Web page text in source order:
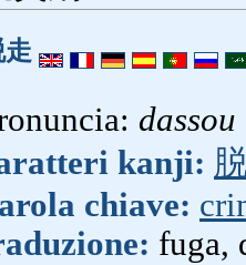
走
dassou
kanji:
chiave:
fuga,